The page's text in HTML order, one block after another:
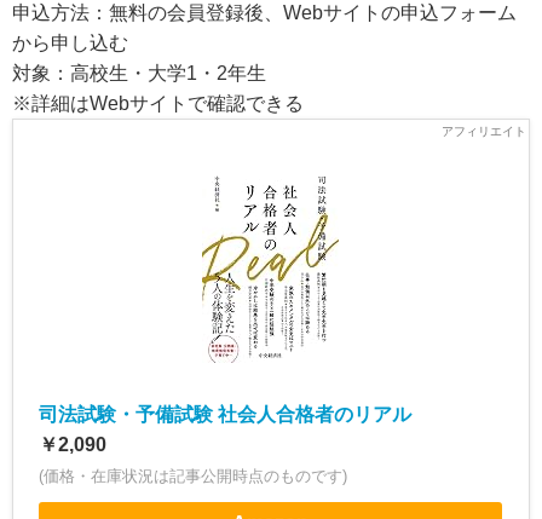
申込方法：無料の会員登録後、Webサイトの申込フォーム
から申し込む
対象：高校生・大学1・2年生
※詳細はWebサイトで確認できる
司法試験・予備試験 社会人合格者のリアル
￥2,090
(価格・在庫状況は記事公開時点のものです)